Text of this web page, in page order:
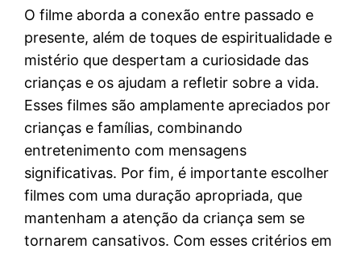
O filme aborda a conexão entre passado e
presente, além de toques de espiritualidade e
mistério que despertam a curiosidade das
crianças e os ajudam a refletir sobre a vida.
Esses filmes são amplamente apreciados por
crianças e famílias, combinando
entretenimento com mensagens
significativas. Por fim, é importante escolher
filmes com uma duração apropriada, que
mantenham a atenção da criança sem se
tornarem cansativos. Com esses critérios em